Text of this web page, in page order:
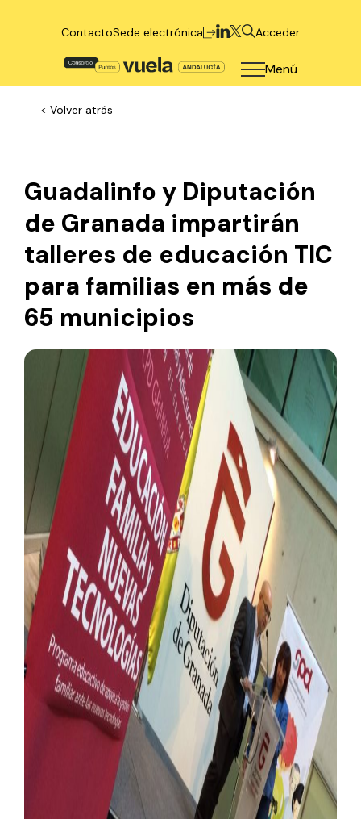
ContactoSede electrónica Acceder
Menú
< Volver atrás
Guadalinfo y Diputación
de Granada impartirán
talleres de educación TIC
para familias en más de
65 municipios